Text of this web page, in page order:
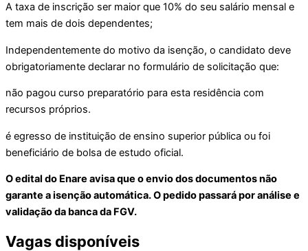
A taxa de inscrição ser maior que 10% do seu salário mensal e
tem mais de dois dependentes;
Independentemente do motivo da isenção, o candidato deve
obrigatoriamente declarar no formulário de solicitação que:
não pagou curso preparatório para esta residência com
recursos próprios.
é egresso de instituição de ensino superior pública ou foi
beneficiário de bolsa de estudo oficial.
O edital do Enare avisa que o envio dos documentos não
garante a isenção automática. O pedido passará por análise e
validação da banca da FGV.
Vagas disponíveis